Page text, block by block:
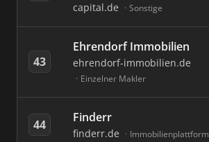
capital.de Sonstige
43
Ehrendorf Immobilien
ehrendorf-immobilien.de
Einzelner Makler
44 Finderr
finderr.de Immobilienplattform